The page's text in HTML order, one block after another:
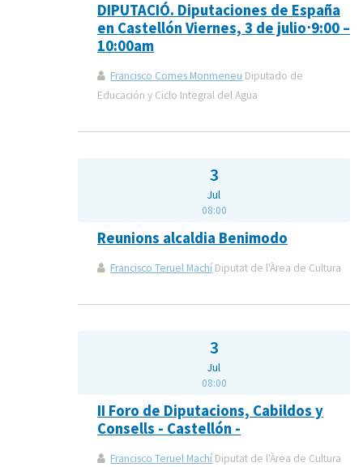
DIPUTACIÓ. Diputaciones de España
en Castellón Viernes, 3 de julio⋅9:00 –
10:00am
Francisco Comes Monmeneu Diputado de
Educación y Ciclo Integral del Agua
3
Jul
08:00
Reunions alcaldia Benimodo
Francisco Teruel Machí Diputat de l'Àrea de Cultura
3
Jul
08:00
II Foro de Diputacions, Cabildos y
Consells - Castellón -
Francisco Teruel Machí Diputat de l'Àrea de Cultura